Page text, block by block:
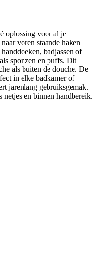
oplossing voor al je
voren staande haken
badjassen of
sponzen en puffs. Dit
als buiten de douche. De
in elke badkamer of
jarenlang gebruiksgemak.
en binnen handbereik.